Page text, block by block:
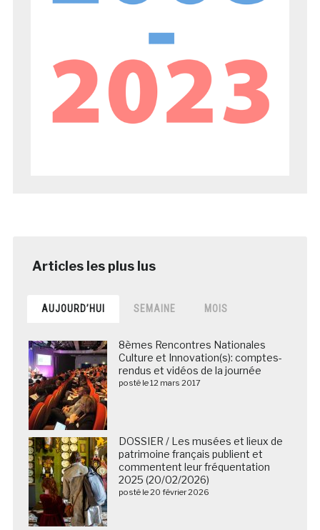
AUJOURD’HUI SEMAINE MOIS
8èmes Rencontres Nationales
Culture et Innovation(s): comptes-
rendus et vidéos de la journée
posté le 12 mars 2017
DOSSIER / Les musées et lieux de
patrimoine français publient et
commentent leur fréquentation
2025 (20/02/2026)
posté le 20 février 2026